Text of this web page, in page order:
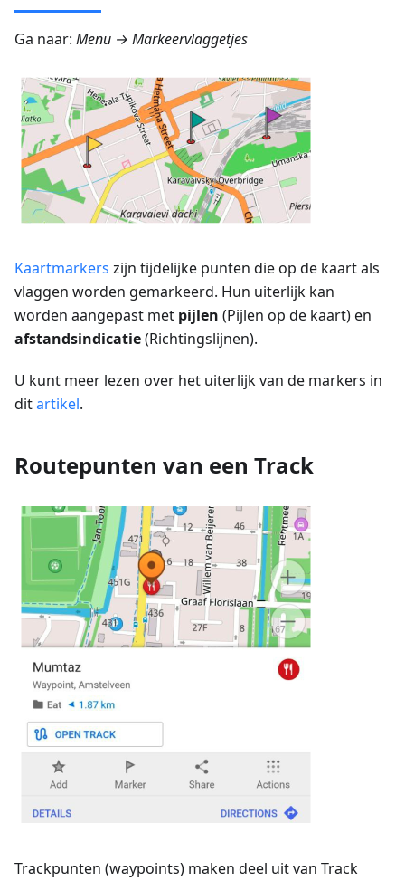
Ga naar: Menu → Markeervlaggetjes
Kaartmarkers zijn tijdelijke punten die op de kaart als
vlaggen worden gemarkeerd. Hun uiterlijk kan
worden aangepast met pijlen (Pijlen op de kaart) en
afstandsindicatie(Richtingslijnen).
U kunt meer lezen over het uiterlijk van de markers in
ditartikel.
Routepunten van een Track
Trackpunten (waypoints) maken deel uit van Track